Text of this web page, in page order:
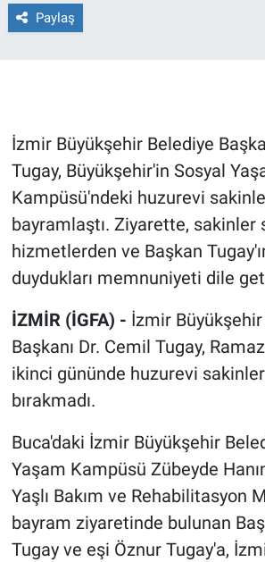
Paylaş
İzmir Büyükşehir Belediye
Tugay, Büyükşehir'in Sosyal
Kampüsü'ndeki huzurevi
bayramlaştı. Ziyarette, sakinler
hizmetlerden ve Başkan
duydukları memnuniyeti dile
İZMİR (İGFA) - İzmir
Başkanı Dr. Cemil Tugay,
ikinci gününde huzurevi
bırakmadı.
Buca'daki İzmir Büyükşehir
Yaşam Kampüsü Zübeyde
Yaşlı Bakım ve Rehabilitasyon
bayram ziyaretinde bulunan
Tugay ve eşi Öznur Tugay'a,